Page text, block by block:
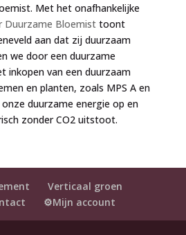
Met het onafhankelijke
Duurzame Bloemisttoont
aan dat zij duurzaam
we door een duurzame
inkopen van een duurzaam
en planten, zoals MPS A en
onze duurzame energie op en
zonder CO2 uitstoot.
Verticaal groen
⚙️Mijn account